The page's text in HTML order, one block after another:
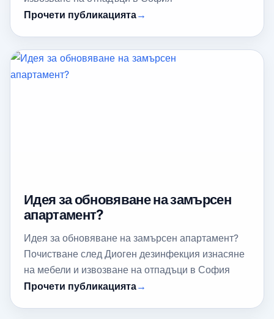
Прочети публикацията
Идея за обновяване на замърсен
апартамент?
Идея за обновяване на замърсен апартамент?
Почистване след Диоген дезинфекция изнасяне
на мебели и извозване на отпадъци в София
Прочети публикацията